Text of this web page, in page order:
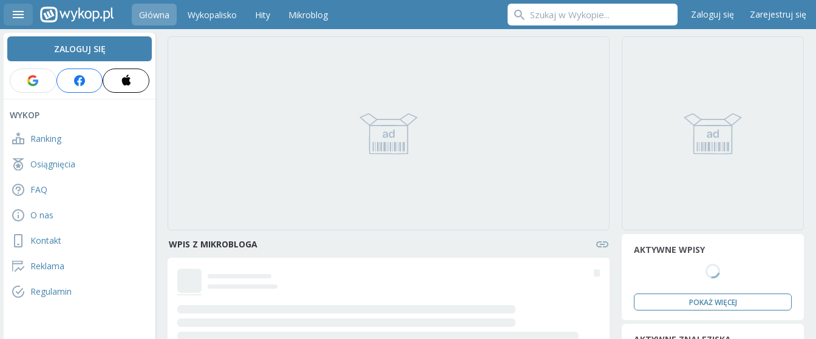
Główna Wykopalisko Hity Mikroblog Zaloguj się Zarejestruj się
ZALOGUJ SIĘ
WYKOP
Ranking
Osiągnięcia
FAQ
O nas
Kontakt
Reklama
Regulamin
WPIS Z MIKROBLOGA AKTYWNE WPISY
POKAŻ WIĘCEJ